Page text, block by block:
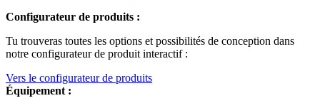
Configurateur de produits :
Tu trouveras toutes les options et possibilités de conception dans
notre configurateur de produit interactif :
Vers le configurateur de produits
Équipement :